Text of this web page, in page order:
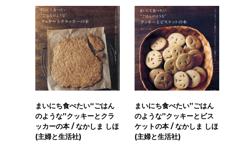
まいにち食べたい“ごはん
のような”クッキーとクラ
ッカーの本 / なかしま しほ
(主婦と生活社)
まいにち食べたい”ごはん
のような”クッキーとビス
ケットの本 / なかしま しほ
(主婦と生活社)